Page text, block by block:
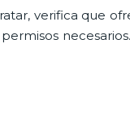
verifica que